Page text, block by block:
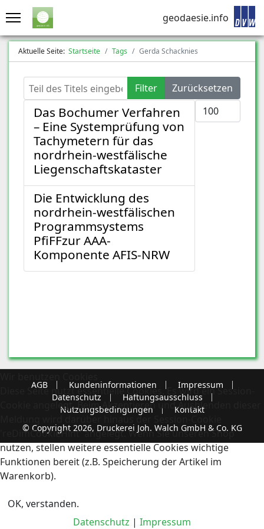
geodaesie.info
Aktuelle Seite: Startseite Tags Gerda Schacknies
Teil des Titels eingeben Filter
Zurücksetzen
Anzeige #
Das Bochumer Verfahren
– Eine Systemprüfung von
Tachymetern für das
nordrhein-westfälische
Liegenschaftskataster
Die Entwicklung des
nordrhein-westfälischen
Programmsystems
PfiFFzur AAA-
Komponente AFIS-NRW
AGB Kundeninformationen
Impressum
Datenschutz
Haftungsausschluss
Nutzungsbedingungen
Kontakt
© Copyright 2026, Druckerei Joh. Walch GmbH & Co. KG
Diese Seite nutzt essentielle Cookies. Es wird ein Session-
Cookie angelegt. Beim Akzeptieren und Ausblenden dieser
Meldung wird darüber hinaus der Session-Cookie
'reDimCookieHint' angelegt. Wenn Sie unseren Shop
nutzen, stellen weitere essentielle Cookies wichtige
Funktionen bereit (z.B. Speicherung der Artikel im
Warenkorb).
OK, verstanden.
Datenschutz | Impressum